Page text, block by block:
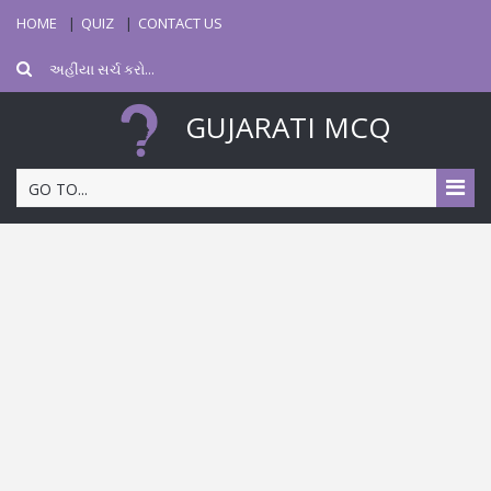
HOME QUIZ CONTACT US
GUJARATI MCQ
GO TO...